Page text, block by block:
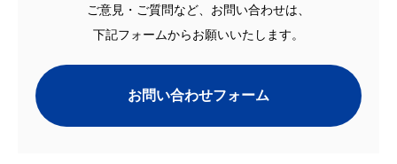
ご意見・ご質問など、お問い合わせは、
下記フォームからお願いいたします。
お問い合わせフォーム